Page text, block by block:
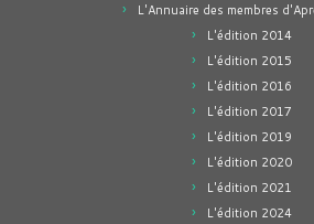
L'Annuaire des membres
L'édition 2014
L'édition 2015
L'édition 2016
L'édition 2017
L'édition 2019
L'édition 2020
L'édition 2021
L'édition 2024